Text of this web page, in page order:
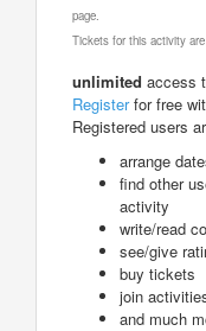
page.
Tickets for this activity
unlimited access
Registerfor free
Registered users
arrange
find other
activity
write/read
see/give
buy tickets
join
and much